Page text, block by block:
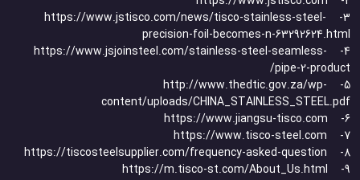
3- https://www.jstisco.com/news/tisco-stainless-steel-
precision-foil-becomes-n-63292624.html
4- https://www.jsjoinsteel.com/stainless-steel-seamless-
pipe-2-product/
5- http://www.thedtic.gov.za/wp-
content/uploads/CHINA_STAINLESS_STEEL.pdf
6- https://www.jiangsu-tisco.com
7- https://www.tisco-steel.com
8- https://tiscosteelsupplier.com/frequency-asked-question
9- https://m.tisco-st.com/About_Us.html